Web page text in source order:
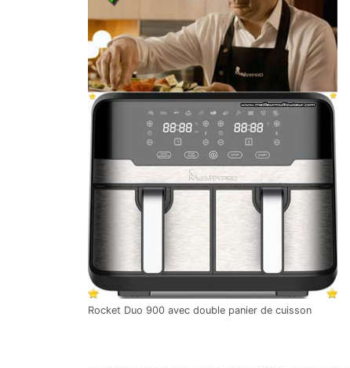
Rocket Duo 900 avec double panier de cuisson